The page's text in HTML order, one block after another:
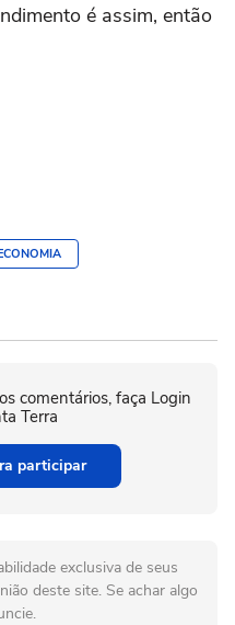
é assim, então
comentários, faça Login
Terra
participar
exclusiva de seus
deste site. Se achar algo